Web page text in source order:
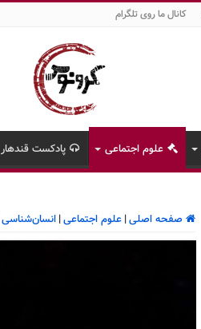
کانال ما روی تلگرام
علوم اجتماعی پادکست قندهار
صفحه اصلی| علوم اجتماعی| انسان‌شناسی